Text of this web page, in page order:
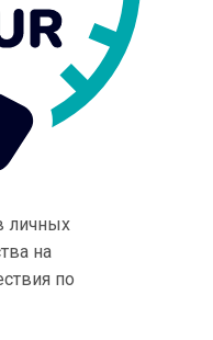
личных
на
по